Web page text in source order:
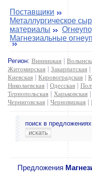
Поставщики
Металлургическое
материалы
Магнезиальные
Регион: Винницкая
Житомирская
Закарпатская
Киевская
Кировоградская
Николаевская
Одесская
Тернопольская
Харьковская
Черниговская
Черновицкая
поиск в предложениях
Предложения